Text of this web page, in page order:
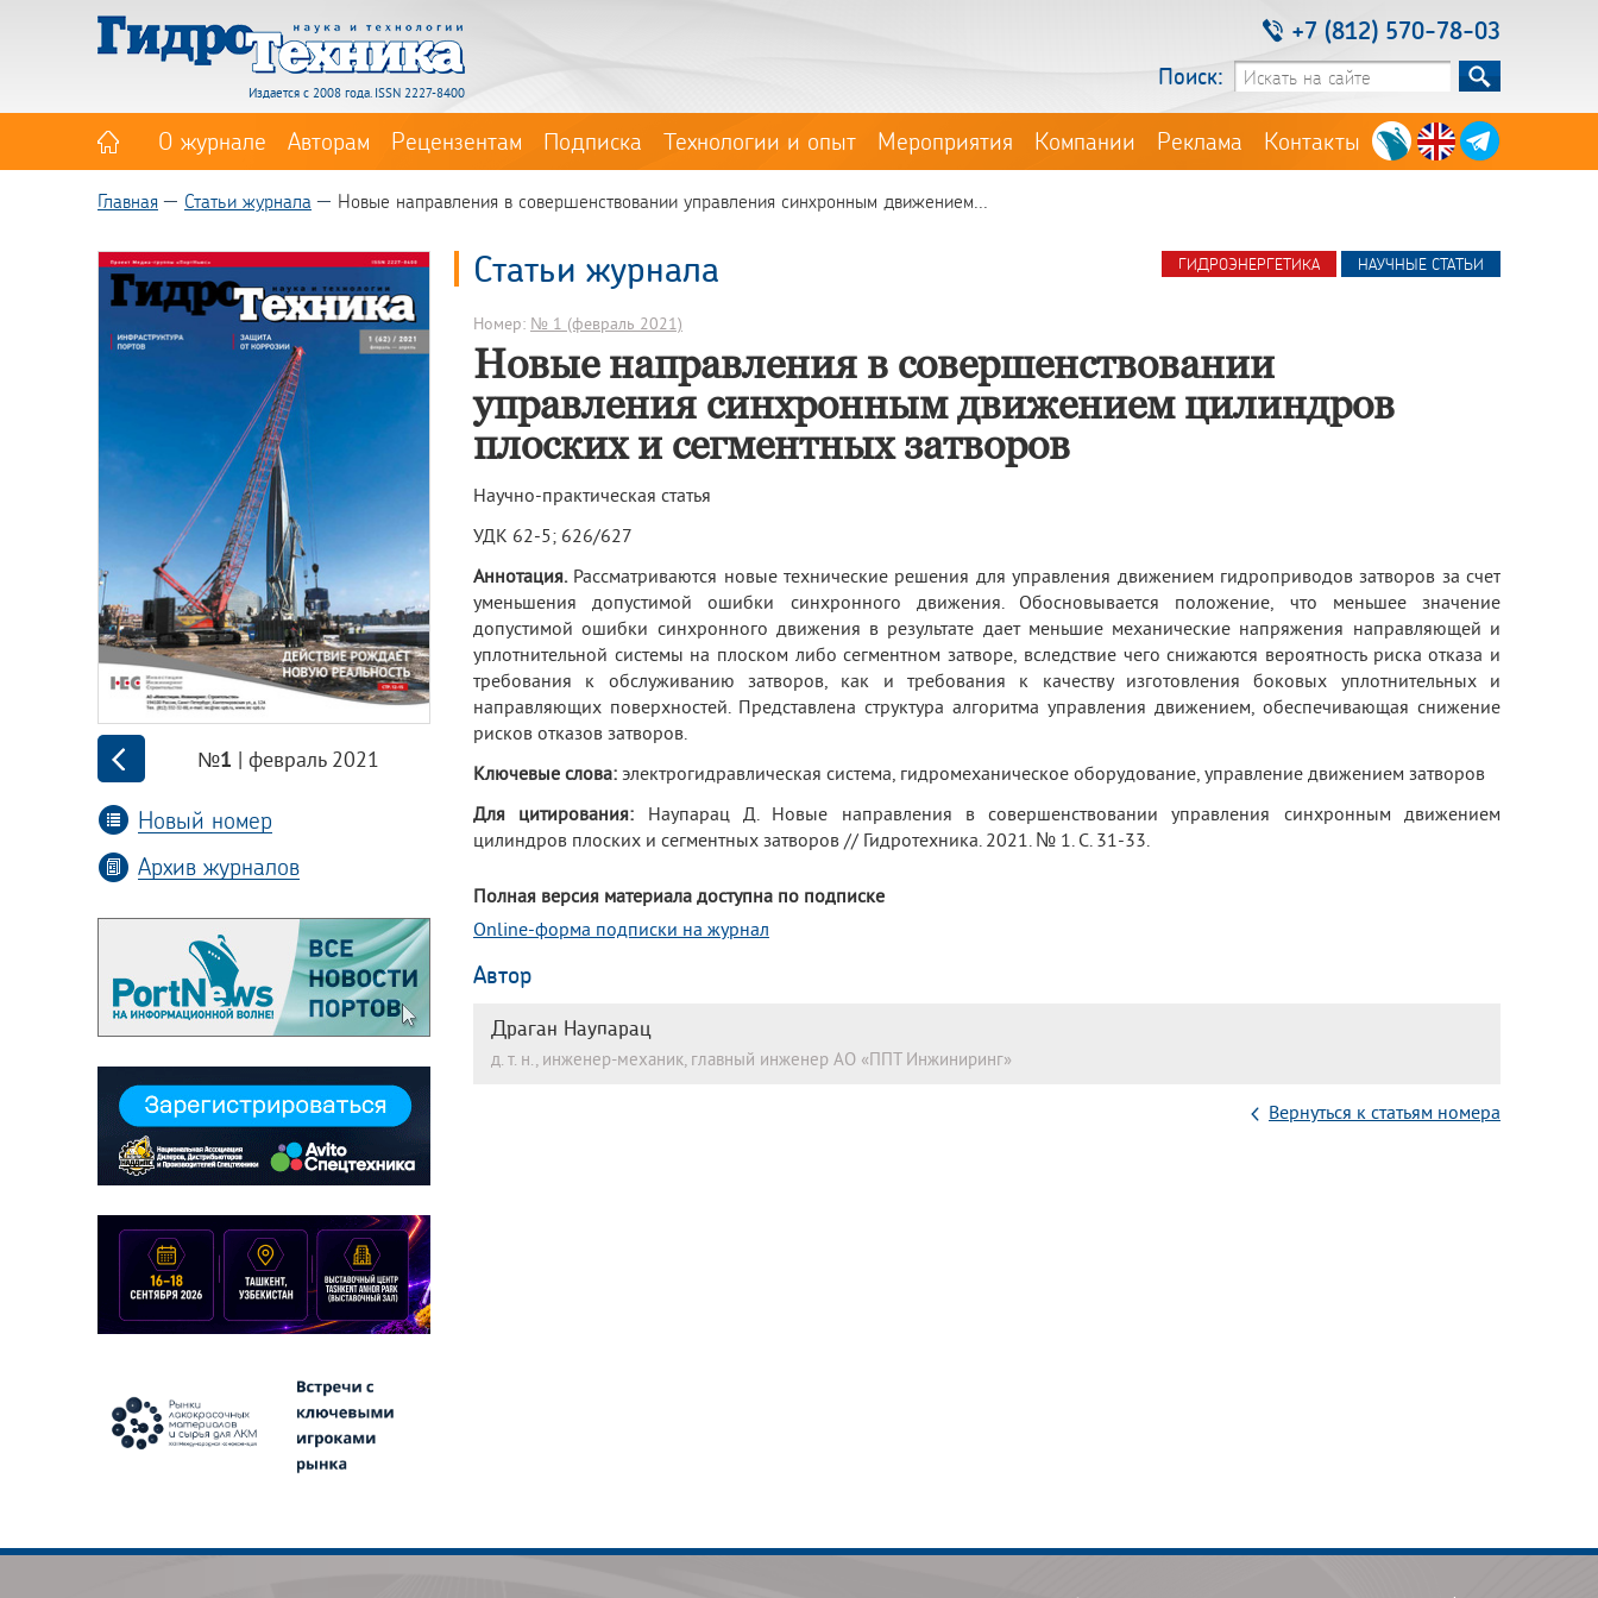
Издается с 2008 года. ISSN 2227-8400
+7 (812) 570-78-03
Поиск:
О журнале Авторам Рецензентам Подписка Технологии и опыт Мероприятия Компании Реклама Контакты
Главная Статьи журнала Новые направления в совершенствовании управления синхронным движением...
№1 | февраль 2021
Новый номер
Архив журналов
НАУЧНЫЕ СТАТЬИ
ГИДРОЭНЕРГЕТИКА
Статьи журнала
Номер: № 1 (февраль 2021)
Новые направления в совершенствовании
управления синхронным движением цилиндров
плоских и сегментных затворов
Научно-практическая статья
УДК 62-5; 626/627
Аннотация.Рассматриваются новые технические решения для управления движением гидроприводов затворов за счет
уменьшения допустимой ошибки синхронного движения. Обосновывается положение, что меньшее значение
допустимой ошибки синхронного движения в результате дает меньшие механические напряжения направляющей и
уплотнительной системы на плоском либо сегментном затворе, вследствие чего снижаются вероятность риска отказа и
требования к обслуживанию затворов, как и требования к качеству изготовления боковых уплотнительных и
направляющих поверхностей. Представлена структура алгоритма управления движением, обеспечивающая снижение
рисков отказов затворов.
Ключевые слова: электрогидравлическая система, гидромеханическое оборудование, управление движением затворов
Для цитирования: Наупарац Д. Новые направления в совершенствовании управления синхронным движением
цилиндров плоских и сегментных затворов // Гидротехника. 2021. № 1. С. 31-33.
Полная версия материала доступна по подписке
Online-форма подписки на журнал
Автор
Драган Наупарац
д. т. н., инженер-механик, главный инженер АО «ППТ Инжиниринг»
Вернуться к статьям номера